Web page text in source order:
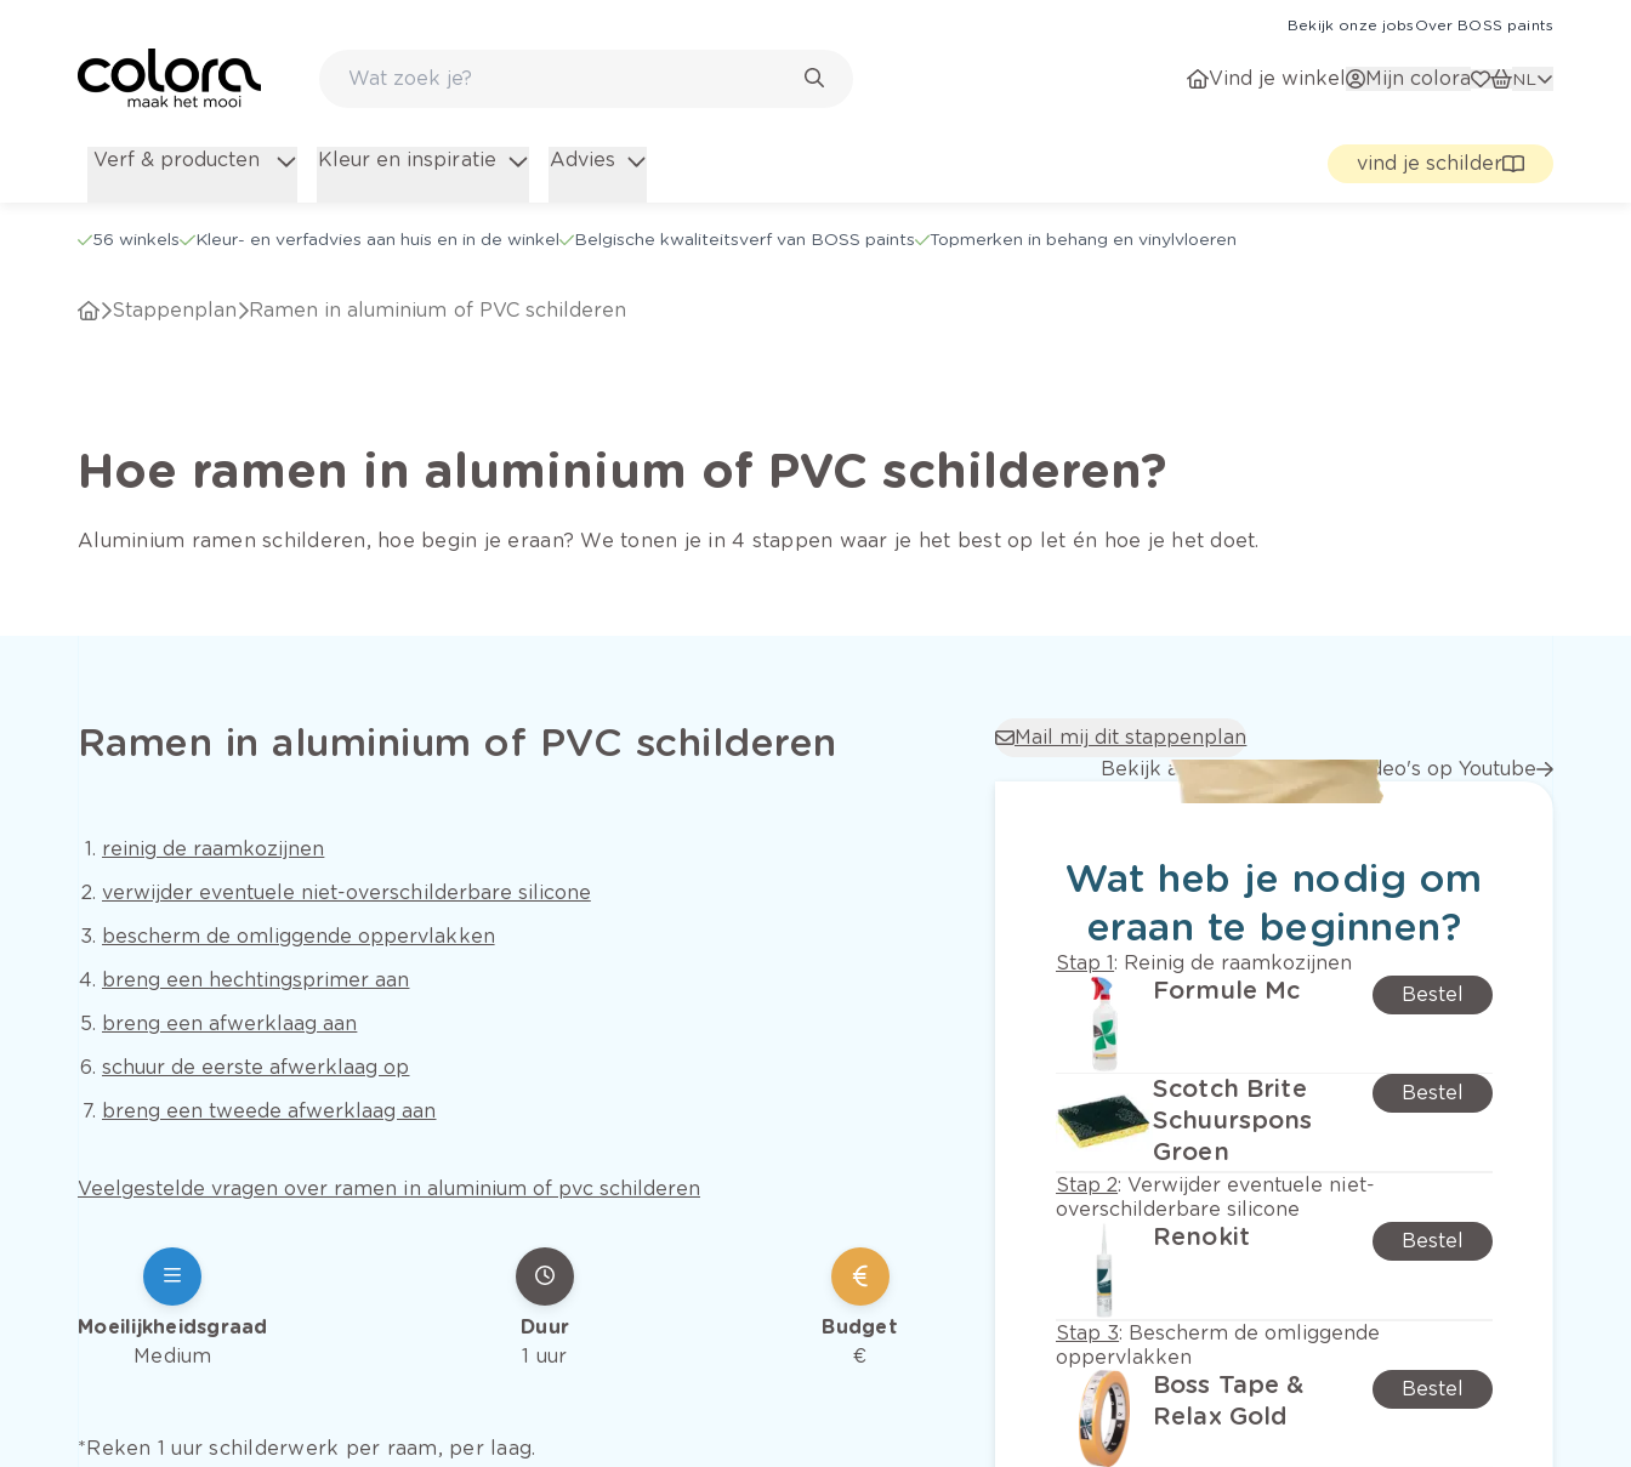
Bekijk onze jobs Over BOSS paints
Vind je winkel Mijn colora NL
Verf & producten Kleur en inspiratie Advies vind je schilder
56 winkels Kleur- en verfadvies aan huis en in de winkel Belgische kwaliteitsverf van BOSS paints Topmerken in behang en vinylvloeren
Stappenplan Ramen in aluminium of PVC schilderen
Hoe ramen in aluminium of PVC schilderen?
Aluminium ramen schilderen, hoe begin je eraan? We tonen je in 4 stappen waar je het best op let én hoe je het doet.
Ramen in aluminium of PVC schilderen
reinig de raamkozijnen
verwijder eventuele niet-overschilderbare silicone
bescherm de omliggende oppervlakken
breng een hechtingsprimer aan
breng een afwerklaag aan
schuur de eerste afwerklaag op
breng een tweede afwerklaag aan
Veelgestelde vragen over ramen in aluminium of pvc schilderen
Moeilijkheidsgraad
Medium
Duur
1 uur
Budget
€
*Reken 1 uur schilderwerk per raam, per laag.
Mail mij dit stappenplan
Bekijk alle stap voor stap video's op Youtube
Wat heb je nodig om
eraan te beginnen?
Stap 1 : Reinig de raamkozijnen
Formule Mc Bestel
Scotch Brite
Schuurspons
Groen
Bestel
Stap 2: Verwijder eventuele niet-
overschilderbare silicone
Renokit Bestel
Stap 3: Bescherm de omliggende
oppervlakken
Boss Tape &
Relax Gold
Bestel